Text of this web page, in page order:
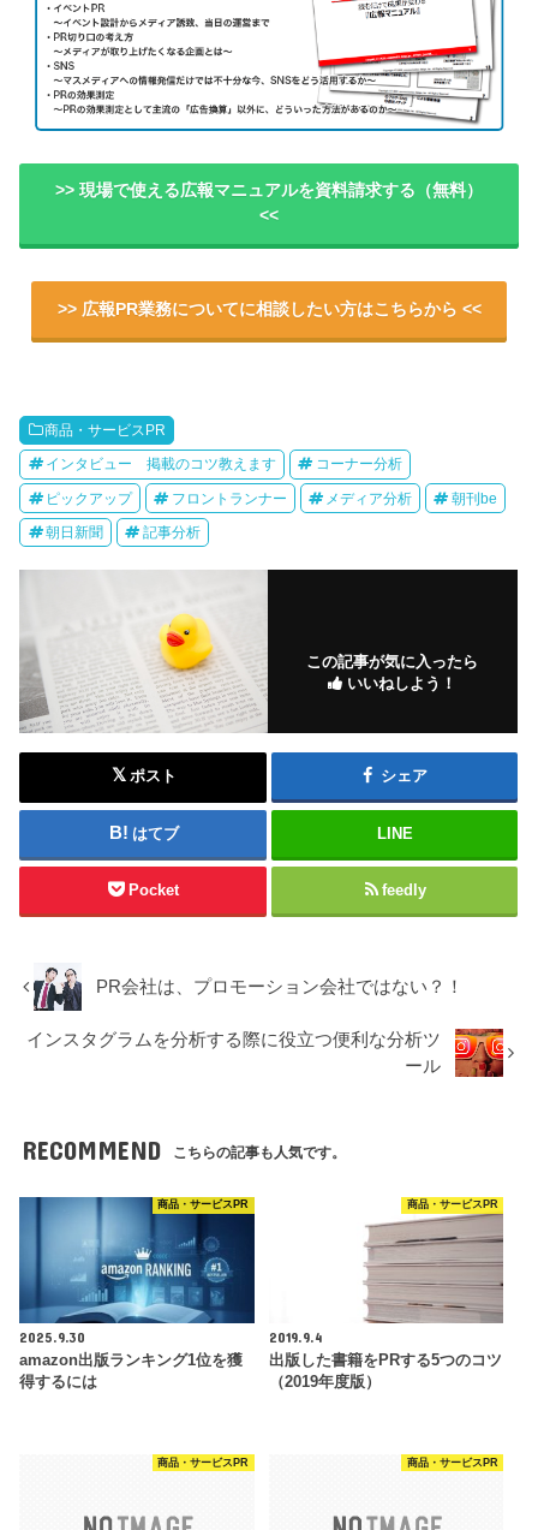
>> 現場で使える広報マニュアルを資料請求する（無料）
<<
>> 広報PR業務についてに相談したい方はこちらから <<
商品・サービスPR
インタビュー 掲載のコツ教えます コーナー分析
ピックアップ フロントランナー メディア分析 朝刊be
朝日新聞 記事分析
この記事が気に入ったら
いいねしよう！
ポスト シェア
はてブ LINE
Pocket feedly
PR会社は、プロモーション会社ではない？！
インスタグラムを分析する際に役立つ便利な分析ツ
ール
RECOMMEND こちらの記事も人気です。
商品・サービスPR
2025.9.30
amazon出版ランキング1位を獲
得するには
商品・サービスPR
2019.9.4
出版した書籍をPRする5つのコツ
（2019年度版）
商品・サービスPR 商品・サービスPR